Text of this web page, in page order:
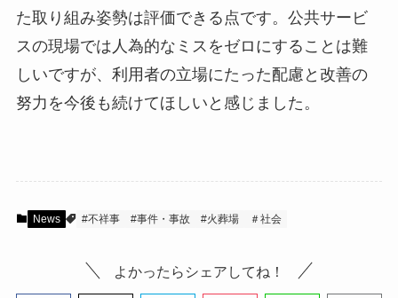
た取り組み姿勢は評価できる点です。公共サービ
スの現場では人為的なミスをゼロにすることは難
しいですが、利用者の立場にたった配慮と改善の
努力を今後も続けてほしいと感じました。
News #不祥事 #事件・事故 #火葬場 ＃社会
よかったらシェアしてね！